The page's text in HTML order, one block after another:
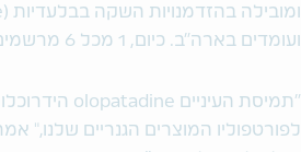
ועומדים בארה"ב. כיום, 1 מכל 6 מרשמים גנריים הניתנים בארה"ב הוא למוצר של טבע.
לפורטפוליו המוצרים הגנריים שלנו,"